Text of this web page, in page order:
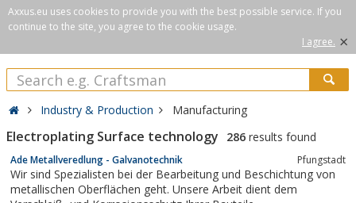
Axxus.eu uses cookies to provide you with the best possible service. If you
continue to the site, you agree to the cookie usage.
I agree. ×
Industry & Production Manufacturing
Electroplating Surface technology 286 results found
Ade Metallveredlung - Galvanotechnik Pfungstadt
Wir sind Spezialisten bei der Bearbeitung und Beschichtung von
metallischen Oberflächen geht. Unsere Arbeit dient dem